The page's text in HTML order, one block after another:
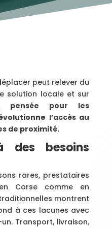
peut relever du
solution locale et sur
pensée pour les
l’accès au
de proximité.
des besoins
rares, prestataires
Corse comme en
montrent
à ces lacunes avec
Transport, livraison,